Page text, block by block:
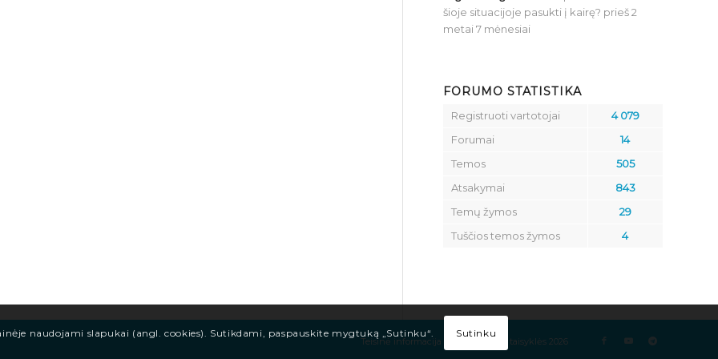
šioje situacijoje pasukti į kairę? prieš 2
metai 7 mėnesiai
FORUMO STATISTIKA
Registruoti vartotojai
4 079
Forumai
14
Temos
505
Atsakymai
843
Temų žymos
29
Tuščios temos žymos
4
Teisinė informacija Kelių eismo taisyklės 2026
naudojami slapukai (angl. cookies). Sutikdami, paspauskite mygtuką „Sutinku“. Sutinku